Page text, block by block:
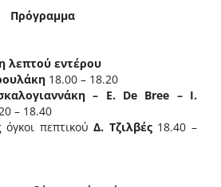
Πρόγραμμα
λεπτού εντέρου
18.00 – 18.20
– E. De Bree – Ι.
– 18.40
όγκοι πεπτικούΔ. Τζιλβές18.40 –